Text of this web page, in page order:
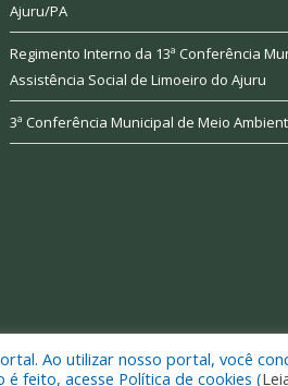
Ajuru/PA
Regimento Interno da 13ª Conferência
Assistência Social de Limoeiro do Ajuru
3ª Conferência Municipal de Meio
do Ajuru.
Ao utilizar nosso portal, você
feito, acesse Política de cookies (